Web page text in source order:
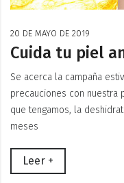
20 DE MAYO DE 2019
Cuida tu piel
Se acerca la campaña
precauciones con
que tengamos, la
meses
Leer +